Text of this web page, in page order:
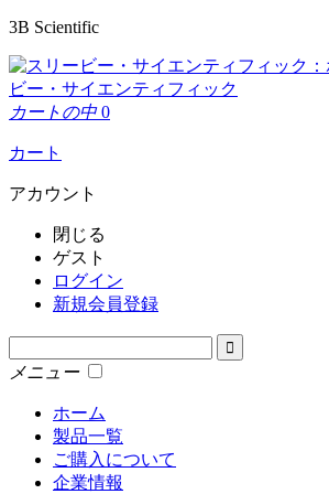
3B Scientific
ビー・サイエンティフィック
カートの中 0
カート
アカウント
閉じる
ゲスト
ログイン
新規会員登録
メニュー
ホーム
製品一覧
ご購入について
企業情報